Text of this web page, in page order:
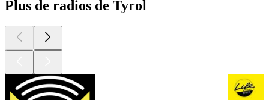
Plus de radios de Tyrol